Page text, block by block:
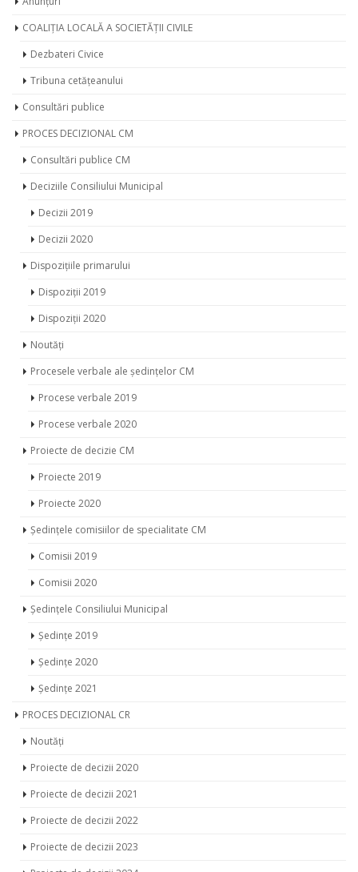
Anunțuri
COALIȚIA LOCALĂ A SOCIETĂȚII CIVILE
Dezbateri Civice
Tribuna cetățeanului
Consultări publice
PROCES DECIZIONAL CM
Consultări publice CM
Deciziile Consiliului Municipal
Decizii 2019
Decizii 2020
Dispozițiile primarului
Dispoziții 2019
Dispoziții 2020
Noutăți
Procesele verbale ale ședințelor CM
Procese verbale 2019
Procese verbale 2020
Proiecte de decizie CM
Proiecte 2019
Proiecte 2020
Ședințele comisiilor de specialitate CM
Comisii 2019
Comisii 2020
Ședințele Consiliului Municipal
Ședințe 2019
Ședințe 2020
Ședințe 2021
PROCES DECIZIONAL CR
Noutăți
Proiecte de decizii 2020
Proiecte de decizii 2021
Proiecte de decizii 2022
Proiecte de decizii 2023